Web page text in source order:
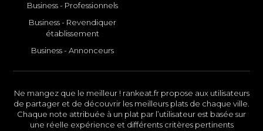
Business - Professionnels
Business - Revendiquer
établissement
Business - Annonceurs
Ne mangez que le meilleur ! rankeat.fr propose aux utilisateurs
de partager et de découvrir les meilleurs plats de chaque ville.
Chaque note attribuée à un plat par l’utilisateur est basée sur
une réelle expérience et différents critères pertinents